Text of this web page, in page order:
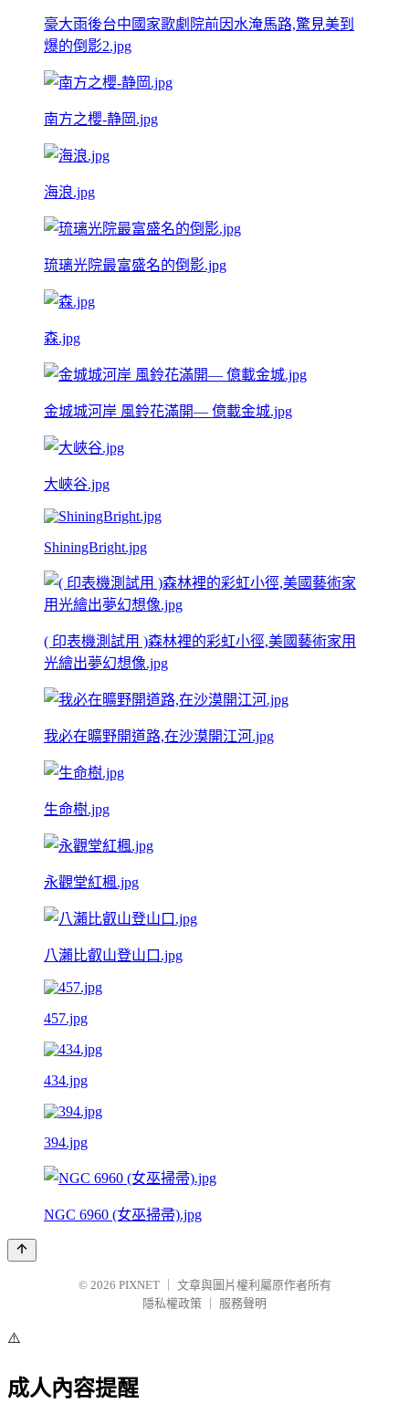
豪大雨後台中國家歌劇院前因水淹馬路,驚見美到
爆的倒影2.jpg
南方之櫻-静岡.jpg
海浪.jpg
琉璃光院最富盛名的倒影.jpg
森.jpg
金城城河岸 風鈴花滿開— 億載金城.jpg
大峽谷.jpg
ShiningBright.jpg
( 印表機測試用 )森林裡的彩虹小徑,美國藝術家用
光繪出夢幻想像.jpg
我必在曠野開道路,在沙漠開江河.jpg
生命樹.jpg
永觀堂紅楓.jpg
八瀨比叡山登山口.jpg
457.jpg
434.jpg
394.jpg
NGC 6960 (女巫掃帚).jpg
© 2026 PIXNET
文章與圖片權利屬原作者所有
隱私權政策
服務聲明
⚠️
成人內容提醒